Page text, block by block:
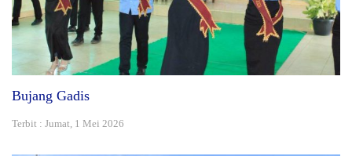
Bujang Gadis
Terbit : Jumat, 1 Mei 2026